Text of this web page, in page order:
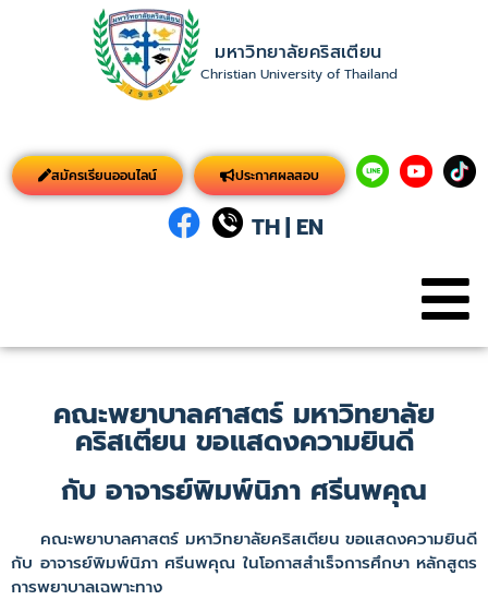
มหาวิทยาลัยคริสเตียน
Christian University of Thailand
สมัครเรียนออนไลน์ ประกาศผลสอบ
TH| EN
คณะพยาบาลศาสตร์ มหาวิทยาลัย
คริสเตียน ขอแสดงความยินดี
กับ อาจารย์พิมพ์นิภา ศรีนพคุณ
คณะพยาบาลศาสตร์ มหาวิทยาลัยคริสเตียน ขอแสดงความยินดี
กับ อาจารย์พิมพ์นิภา ศรีนพคุณ ในโอกาสสำเร็จการศึกษา หลักสูตร
การพยาบาลเฉพาะทาง